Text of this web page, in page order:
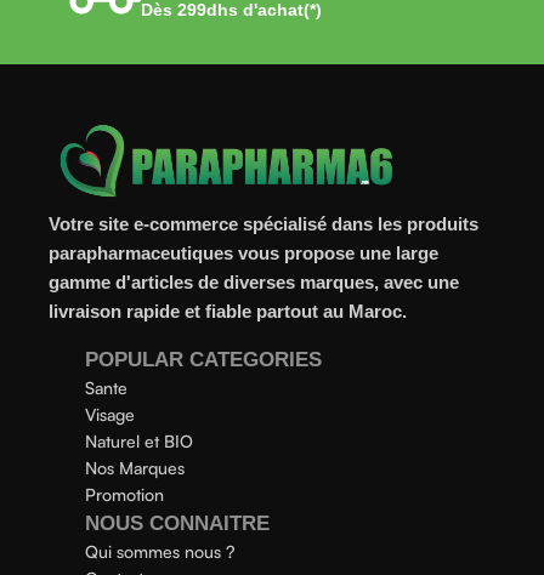
Dès 299dhs d'achat(*)
Votre site e-commerce spécialisé dans les produits
parapharmaceutiques vous propose une large
gamme d'articles de diverses marques, avec une
livraison rapide et fiable partout au Maroc.
POPULAR CATEGORIES
Sante
Visage
Naturel et BIO
Nos Marques
Promotion
NOUS CONNAITRE
Qui sommes nous ?